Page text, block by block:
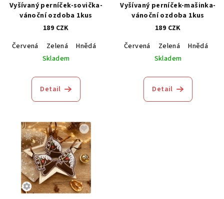
Vyšívaný perníček-sovička-
vánoční ozdoba 1kus
189 CZK
Červená
Zelená Hnědá
Modrá
Skladem
Detail
Vyšívaný perníček-mašinka-
vánoční ozdoba 1kus
189 CZK
Červená
Zelená Hnědá
Skladem
Detail